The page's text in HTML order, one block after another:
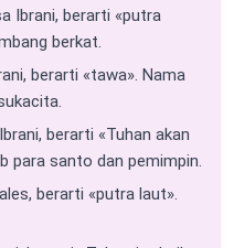
Ibrani, berarti «putra
berkat.
berarti «tawa». Nama
berarti «Tuhan akan
para santo dan pemimpin.
berarti «putra laut».